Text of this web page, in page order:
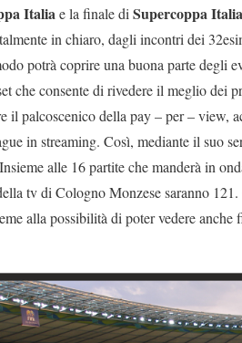
Italiae la finale diSupercoppa
in chiaro, dagli incontri dei
potrà coprire una buona parte degli
che consente di rivedere il meglio dei
il palcoscenico della pay – per – view,
in streaming. Così, mediante il suo
alle 16 partite che manderà in
tv di Cologno Monzese saranno
alla possibilità di poter vedere anche